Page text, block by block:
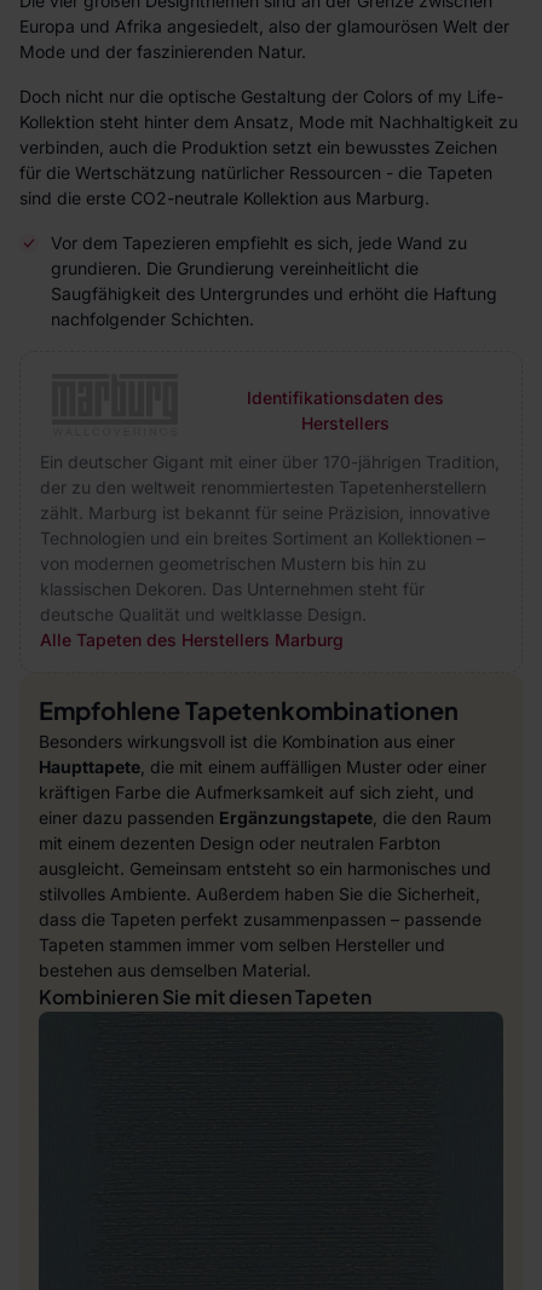
Europa und Afrika angesiedelt, also der glamourösen Welt der
Mode und der faszinierenden Natur.
Doch nicht nur die optische Gestaltung der Colors of my Life-
Kollektion steht hinter dem Ansatz, Mode mit Nachhaltigkeit zu
verbinden, auch die Produktion setzt ein bewusstes Zeichen
für die Wertschätzung natürlicher Ressourcen - die Tapeten
sind die erste CO2-neutrale Kollektion aus Marburg.
Vor dem Tapezieren empfiehlt es sich, jede Wand zu
grundieren. Die Grundierung vereinheitlicht die
Saugfähigkeit des Untergrundes und erhöht die Haftung
nachfolgender Schichten.
Identifikationsdaten des
Herstellers
Ein deutscher Gigant mit einer über 170-jährigen Tradition,
der zu den weltweit renommiertesten Tapetenherstellern
zählt. Marburg ist bekannt für seine Präzision, innovative
Technologien und ein breites Sortiment an Kollektionen –
von modernen geometrischen Mustern bis hin zu
klassischen Dekoren. Das Unternehmen steht für
deutsche Qualität und weltklasse Design.
Alle Tapeten des Herstellers Marburg
Empfohlene Tapetenkombinationen
Besonders wirkungsvoll ist die Kombination aus einer
Haupttapete , die mit einem auffälligen Muster oder einer
kräftigen Farbe die Aufmerksamkeit auf sich zieht, und
einer dazu passenden Ergänzungstapete , die den Raum
mit einem dezenten Design oder neutralen Farbton
ausgleicht. Gemeinsam entsteht so ein harmonisches und
stilvolles Ambiente. Außerdem haben Sie die Sicherheit,
dass die Tapeten perfekt zusammenpassen – passende
Tapeten stammen immer vom selben Hersteller und
bestehen aus demselben Material.
Kombinieren Sie mit diesen Tapeten